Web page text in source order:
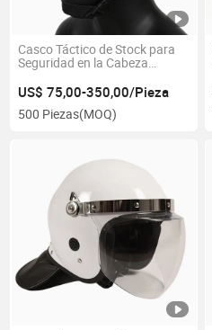
Casco Táctico de Stock para
Seguridad en la Cabeza
US$ 75,00-350,00/Pieza
500 Piezas(MOQ)